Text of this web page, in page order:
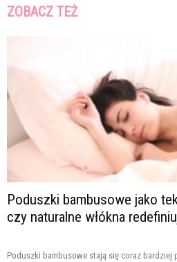
ZOBACZ TEŻ
Poduszki bambusowe jako
czy naturalne włókna
Poduszki bambusowe stają się coraz bardziej